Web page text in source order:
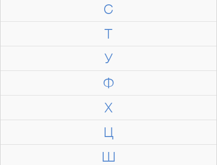
С
Т
У
Ф
Х
Ц
Ш